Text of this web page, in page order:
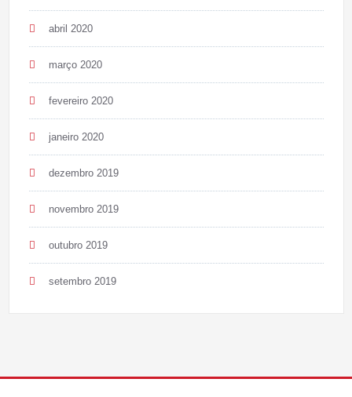
abril 2020
março 2020
fevereiro 2020
janeiro 2020
dezembro 2019
novembro 2019
outubro 2019
setembro 2019